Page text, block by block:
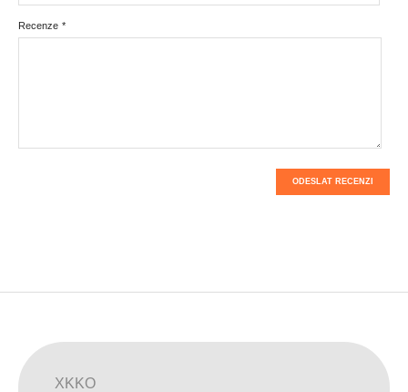
*
Recenze
ODESLAT RECENZI
XKKO